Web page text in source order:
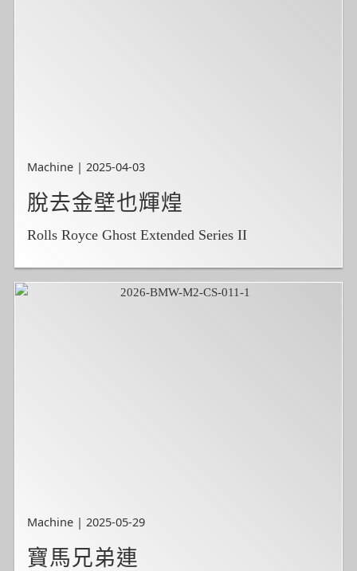
Machine | 2025-04-03
脫去金壁也輝煌
Rolls Royce Ghost Extended Series II
Machine | 2025-05-29
寶馬兄弟連